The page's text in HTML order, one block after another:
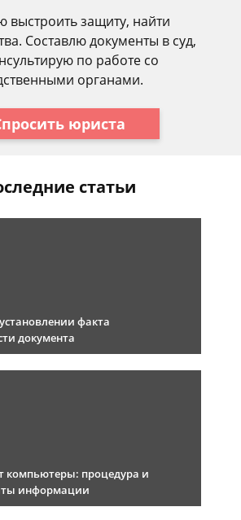
выстроить защиту, найти
Составлю документы в суд,
по работе со
органами.
юриста
статьи
факта
документа
компьютеры: процедура и
информации